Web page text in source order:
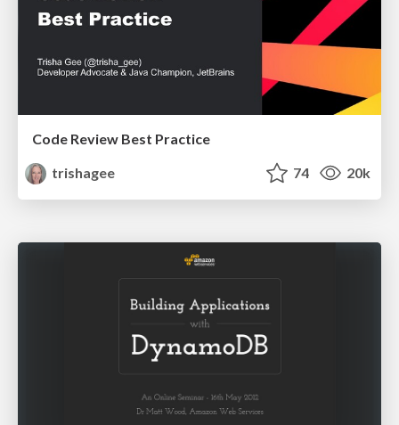
Code Review Best Practice
trishagee
74 20k